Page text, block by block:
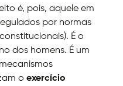
é, pois, aquele em
por normas
É o
dos homens. É um
o exercício